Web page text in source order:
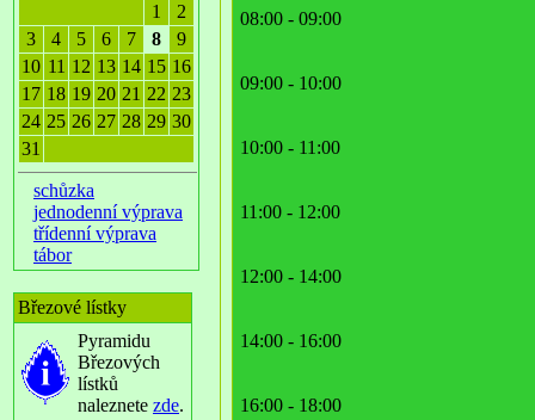
1
2
3
4 5 6 7 8
9
10 11 12 13 14 15 16
17 18 19 20 21 22 23
24 25 26 27 28 29 30
31
schůzka
jednodenní výprava
třídenní výprava
tábor
Březové lístky
Pyramidu
Březových
lístků
naleznete zde.
08:00 - 09:00
09:00 - 10:00
10:00 - 11:00
11:00 - 12:00
12:00 - 14:00
14:00 - 16:00
16:00 - 18:00